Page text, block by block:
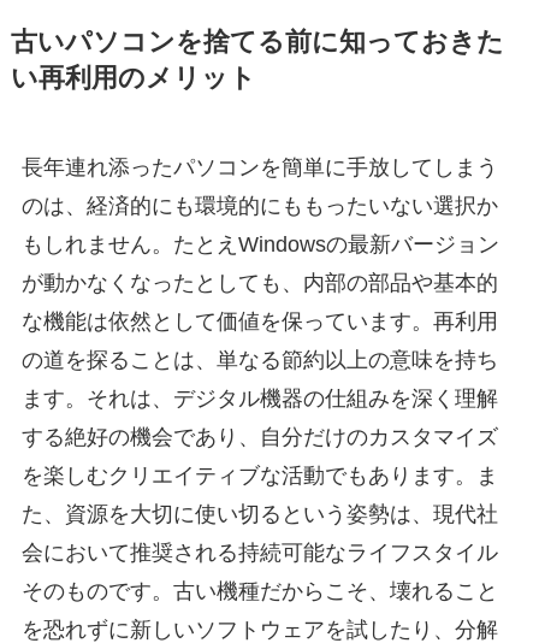
古いパソコンを捨てる前に知っておきた
い再利用のメリット
長年連れ添ったパソコンを簡単に手放してしまう
のは、経済的にも環境的にももったいない選択か
もしれません。たとえWindowsの最新バージョン
が動かなくなったとしても、内部の部品や基本的
な機能は依然として価値を保っています。再利用
の道を探ることは、単なる節約以上の意味を持ち
ます。それは、デジタル機器の仕組みを深く理解
する絶好の機会であり、自分だけのカスタマイズ
を楽しむクリエイティブな活動でもあります。ま
た、資源を大切に使い切るという姿勢は、現代社
会において推奨される持続可能なライフスタイル
そのものです。古い機種だからこそ、壊れること
を恐れずに新しいソフトウェアを試したり、分解